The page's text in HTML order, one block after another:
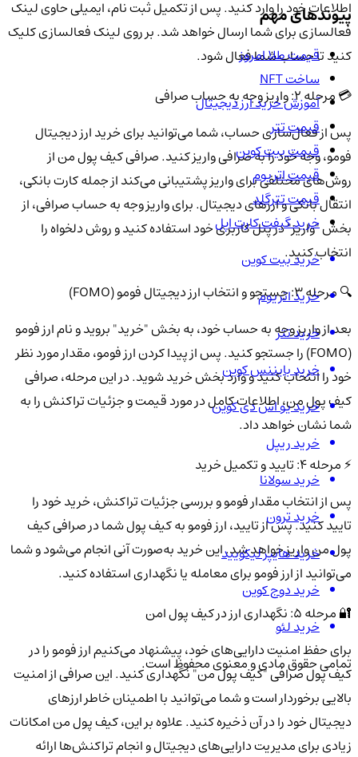
اطلاعات خود را وارد کنید. پس از تکمیل ثبت نام، ایمیلی حاوی لینک
فعالسازی برای شما ارسال خواهد شد. بر روی لینک فعالسازی کلیک
کنید تا حساب شما فعال شود.
💳 مرحله 2: واریز وجه به حساب صرافی
پس از فعال‌سازی حساب، شما می‌توانید برای خرید ارز دیجیتال
فومو، وجه خود را به صرافی واریز کنید. صرافی کیف پول من از
روش‌های مختلفی برای واریز پشتیبانی می‌کند از جمله کارت بانکی،
انتقال بانکی و ارزهای دیجیتال. برای واریز وجه به حساب صرافی، از
بخش "واریز" در پنل کاربری خود استفاده کنید و روش دلخواه را
انتخاب کنید.
🔍 مرحله 3: جستجو و انتخاب ارز دیجیتال فومو (FOMO)
بعد از واریز وجه به حساب خود، به بخش "خرید" بروید و نام ارز فومو
(FOMO) را جستجو کنید. پس از پیدا کردن ارز فومو، مقدار مورد نظر
خود را انتخاب کنید و وارد بخش خرید شوید. در این مرحله، صرافی
کیف پول من، اطلاعات کامل در مورد قیمت و جزئیات تراکنش را به
شما نشان خواهد داد.
⚡ مرحله 4: تایید و تکمیل خرید
پس از انتخاب مقدار فومو و بررسی جزئیات تراکنش، خرید خود را
تایید کنید. پس از تایید، ارز فومو به کیف پول شما در صرافی کیف
پول من واریز خواهد شد. این خرید به‌صورت آنی انجام می‌شود و شما
می‌توانید از ارز فومو برای معامله یا نگهداری استفاده کنید.
🔐 مرحله 5: نگهداری ارز در کیف پول امن
برای حفظ امنیت دارایی‌های خود، پیشنهاد می‌کنیم ارز فومو را در
کیف پول صرافی "کیف پول من" نگهداری کنید. این صرافی از امنیت
بالایی برخوردار است و شما می‌توانید با اطمینان خاطر ارزهای
دیجیتال خود را در آن ذخیره کنید. علاوه بر این، کیف پول من امکانات
زیادی برای مدیریت دارایی‌های دیجیتال و انجام تراکنش‌ها ارائه
پیوندهای مهم
قیمت طلا امروز
ساخت NFT
آموزش خرید ارز دیجیتال
قیمت تتر
قیمت بیت کوین
قیمت اتریوم
قیمت تترگلد
خرید گیفت کارت اپل
خرید بیت کوین
خرید اتریوم
خرید تتر
خرید بایننس کوین
خرید یو اس دی کوین
خرید ریپل
خرید سولانا
خرید ترون
خرید هایپر لیکویید
خرید دوج کوین
خرید لئو
تمامی حقوق مادی و معنوی محفوظ است.